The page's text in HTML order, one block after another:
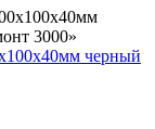
черный